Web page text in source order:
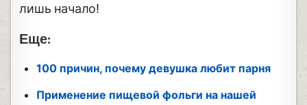
лишь начало!
Еще:
100 причин, почему девушка любит парня
Применение пищевой фольги на нашей